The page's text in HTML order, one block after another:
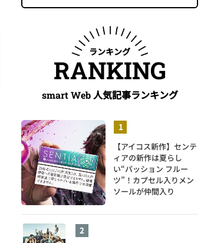
ランキング
RANKING
smart Web人気記事ランキング
【アイコス新作】センテ
ィアの新作は夏らし
い“パッション フルー
ツ”！カプセル入りメン
ソールが仲間入り